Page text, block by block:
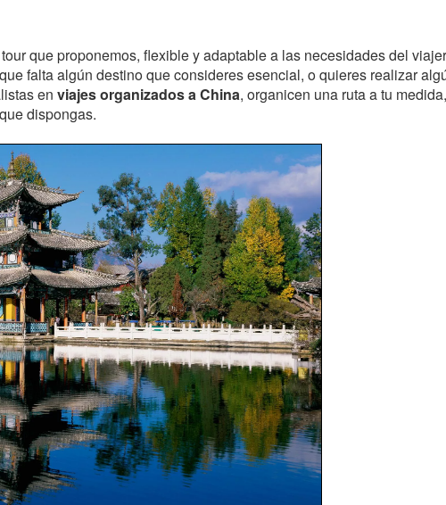
que proponemos, flexible y adaptable a las necesidades del
falta algún destino que consideres esencial, o quieres realizar
en viajes organizados a China, organicen una ruta a tu
dispongas.